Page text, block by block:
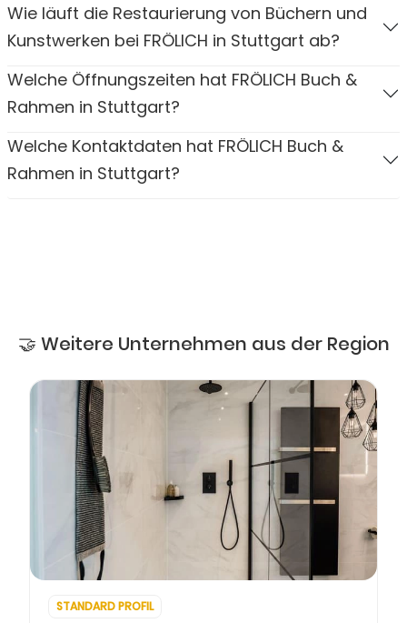
Wie läuft die Restaurierung von Büchern und
Kunstwerken bei FRÖLICH in Stuttgart ab?
Welche Öffnungszeiten hat FRÖLICH Buch &
Rahmen in Stuttgart?
Welche Kontaktdaten hat FRÖLICH Buch &
Rahmen in Stuttgart?
🤝 Weitere Unternehmen aus der Region
STANDARD PROFIL